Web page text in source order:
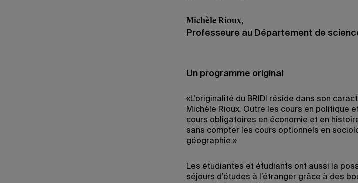
Michèle Rioux,
Professeure au Département de
Un programme original
«L’originalité du BRIDI réside dans son
Michèle Rioux. Outre les cours en politique
cours obligatoires en économie et en
sans compter les cours optionnels en
géographie.»
Les étudiantes et étudiants ont aussi la
séjours d’études à l’étranger grâce à des